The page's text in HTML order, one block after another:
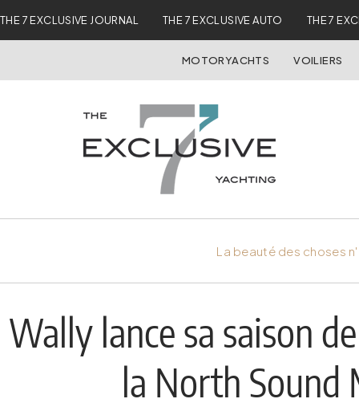
THE 7 EXCLUSIVE JOURNAL THE 7 EXCLUSIVE AUTO THE 7
MOTORYACHTS VOILIERS
La beauté des choses
Wally lance sa saison
la North Sound